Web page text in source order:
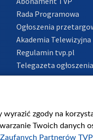
Rada Programowa
Ogłoszenia
Akademia Telewizyjna
Regulamin tvp.pl
Telegazeta ogłoszenia
Informacje o nadawcy
zgody na
Twoich danych
Zaufanych Partnerów